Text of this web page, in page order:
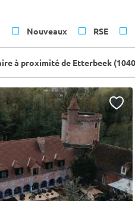
Nouveaux RSE
à proximité de Etterbeek